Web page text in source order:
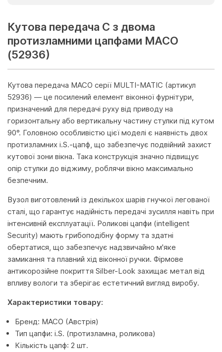
Кутова передача C з двома
протизламними цапфами MACO
(52936)
Кутова передача MACO серії MULTI-MATIC (артикул
52936) — це посилений елемент віконної фурнітури,
призначений для передачі руху від приводу на
горизонтальну або вертикальну частину стулки під кутом
90°. Головною особливістю цієї моделі є наявність двох
протизламних i.S.-цапф, що забезпечує подвійний захист
кутової зони вікна. Така конструкція значно підвищує
опір стулки до віджиму, роблячи вікно максимально
безпечним.
Вузол виготовлений із декількох шарів гнучкої легованої
сталі, що гарантує надійність передачі зусилля навіть при
інтенсивній експлуатації. Роликові цапфи (intelligent
Security) мають грибоподібну форму та здатні
обертатися, що забезпечує надзвичайно м'яке
замикання та плавний хід віконної ручки. Фірмове
антикорозійне покриття Silber-Look захищає метал від
впливу вологи та зберігає естетичний вигляд виробу.
Характеристики товару:
Бренд: MACO (Австрія)
Тип цапфи: i.S. (протизламна, роликова)
Кількість цапф: 2 шт.